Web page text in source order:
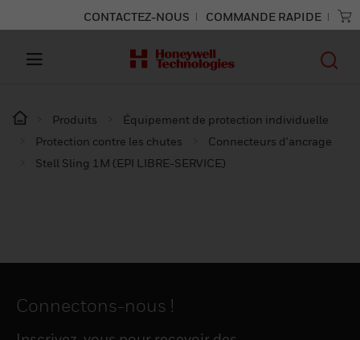
CONTACTEZ-NOUS COMMANDE RAPIDE
Produits
Équipement de protection individuelle
Protection contre les chutes
Connecteurs d'ancrage
Stell Sling 1M (EPI LIBRE-SERVICE)
Connectons-nous !